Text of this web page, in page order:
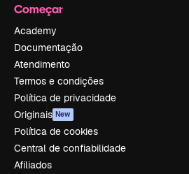
Começar
Academy
Documentação
Atendimento
Termos e condições
Política de privacidade
Originais New
Política de cookies
Central de confiabilidade
Afiliados